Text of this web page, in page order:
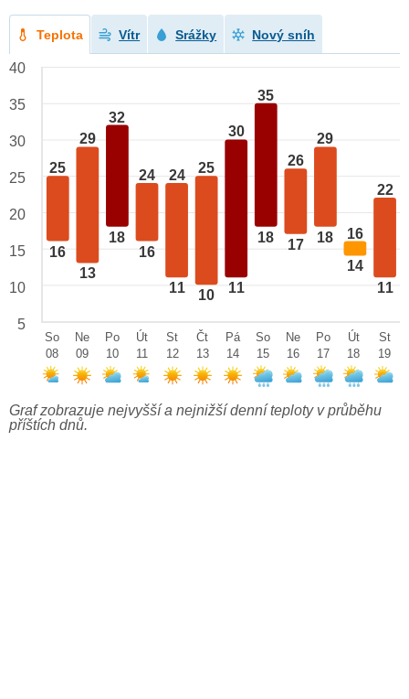
Teplota Vítr Srážky Nový sníh
25
16
29
13
32
18
24
16
24
11
25
10
30
11
35
18
26
17
29
18 16
14
22
11
40
35
30
25
20
15
10
5
So
08
Ne
09
Po
10
Út
11
St
12
Čt
13
Pá
14
So
15
Ne
16
Po
17
Út
18
St
19
Graf zobrazuje nejvyšší a nejnižší denní teploty v průběhu
příštích dnů.